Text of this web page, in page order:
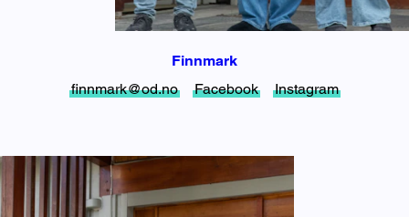
Finnmark
finnmark@od.no
Facebook Instagram